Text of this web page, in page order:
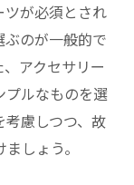
ツが必須とされ
のが一般的で
アクセサリー
プルなものを選
慮しつつ、故
しょう。